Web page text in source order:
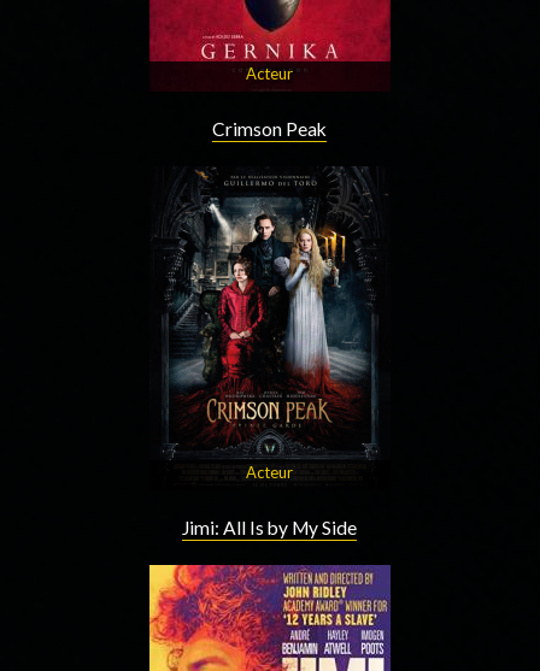
Acteur
Crimson Peak
Acteur
Jimi: All Is by My Side